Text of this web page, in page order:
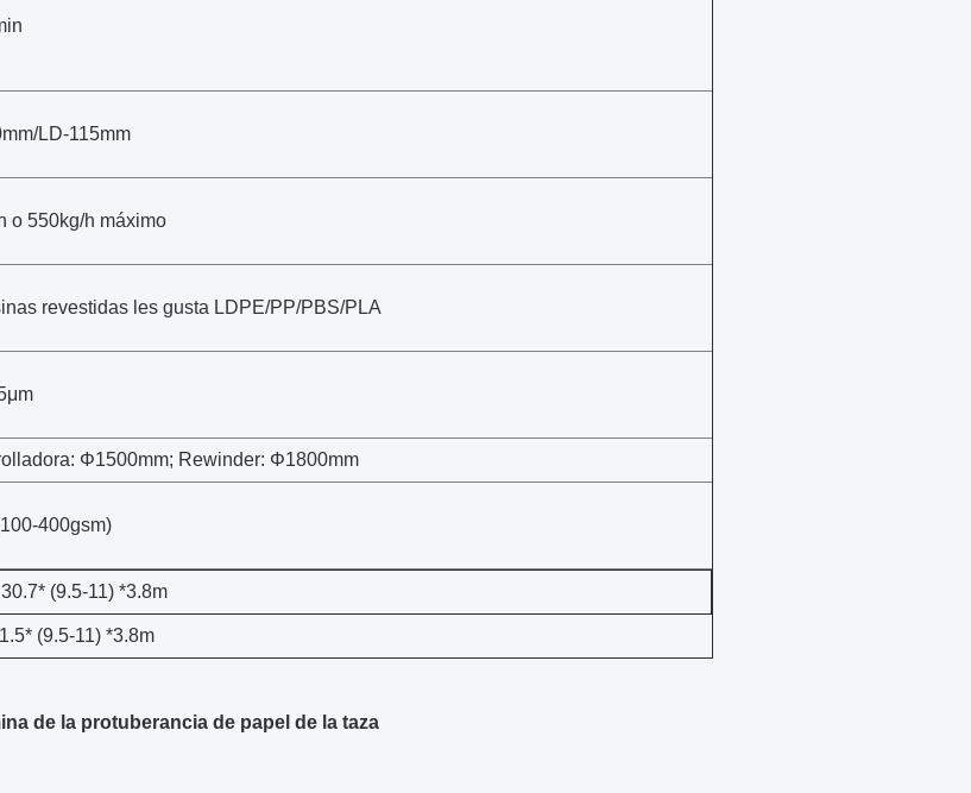
LD-115mm
o 550kg/h máximo
revestidas les gusta LDPE/PP/PBS/PLA
Φ1500mm; Rewinder: Φ1800mm
400gsm)
(9.5-11) *3.8m
(9.5-11) *3.8m
de la protuberancia de papel de la taza